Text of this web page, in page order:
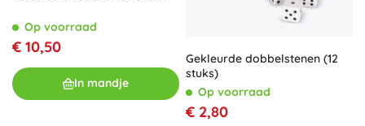
Op voorraad
€ 10,50
In mandje
Gekleurde dobbelstenen (12
stuks)
Op voorraad
€ 2,80